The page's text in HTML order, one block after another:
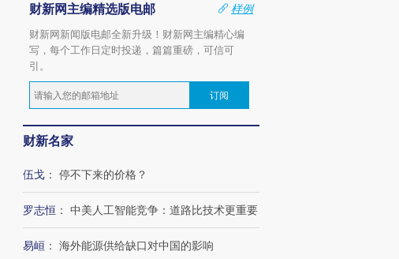
财新网主编精选版电邮
样例
财新网新闻版电邮全新升级！财新网主编精心编
写，每个工作日定时投递，篇篇重磅，可信可
引。
订阅
财新名家
伍戈 ： 停不下来的价格？
罗志恒 ： 中美人工智能竞争：道路比技术更重要
易峘 ： 海外能源供给缺口对中国的影响